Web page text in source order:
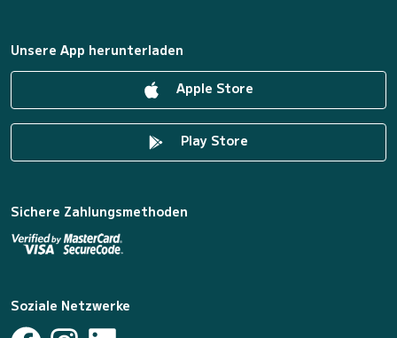
Unsere App herunterladen
Apple Store
Play Store
Sichere Zahlungsmethoden
Soziale Netzwerke